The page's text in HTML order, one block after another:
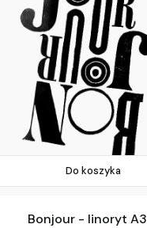
Do koszyka
Bonjour - linoryt A3